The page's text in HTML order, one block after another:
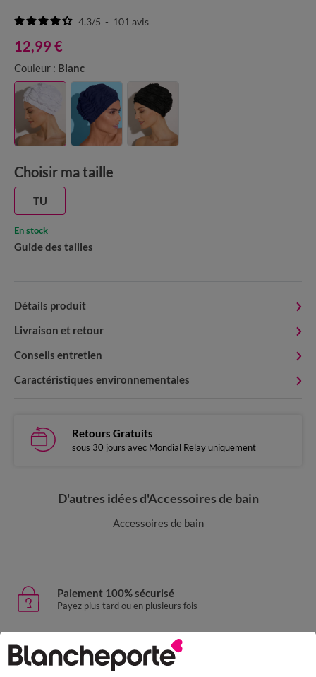
4.3/5 - 101 avis
12,99 €
Couleur : Blanc
Choisir ma taille
TU
Guide des tailles
En stock
Détails produit
Livraison et retour
Conseils entretien
Caractéristiques environnementales
Retours Gratuits
sous 30 jours avec Mondial Relay uniquement
D'autres idées d'Accessoires de bain
Accessoires de bain
Paiement 100% sécurisé
Payez plus tard ou en plusieurs fois
Livraison express
domicile, relais, consignes automatiques